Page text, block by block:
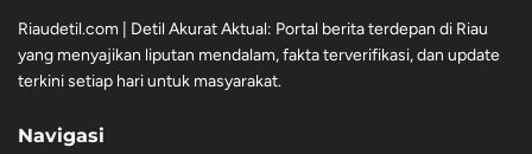
Riaudetil.com | Detil Akurat Aktual: Portal berita terdepan di Riau
yang menyajikan liputan mendalam, fakta terverifikasi, dan update
terkini setiap hari untuk masyarakat.
Navigasi